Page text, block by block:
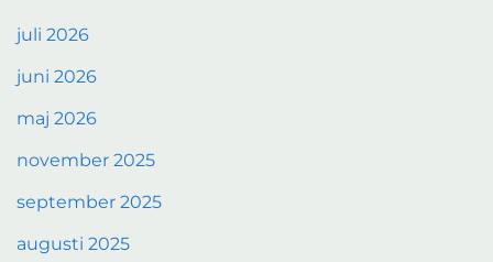
juli 2026
juni 2026
maj 2026
november 2025
september 2025
augusti 2025